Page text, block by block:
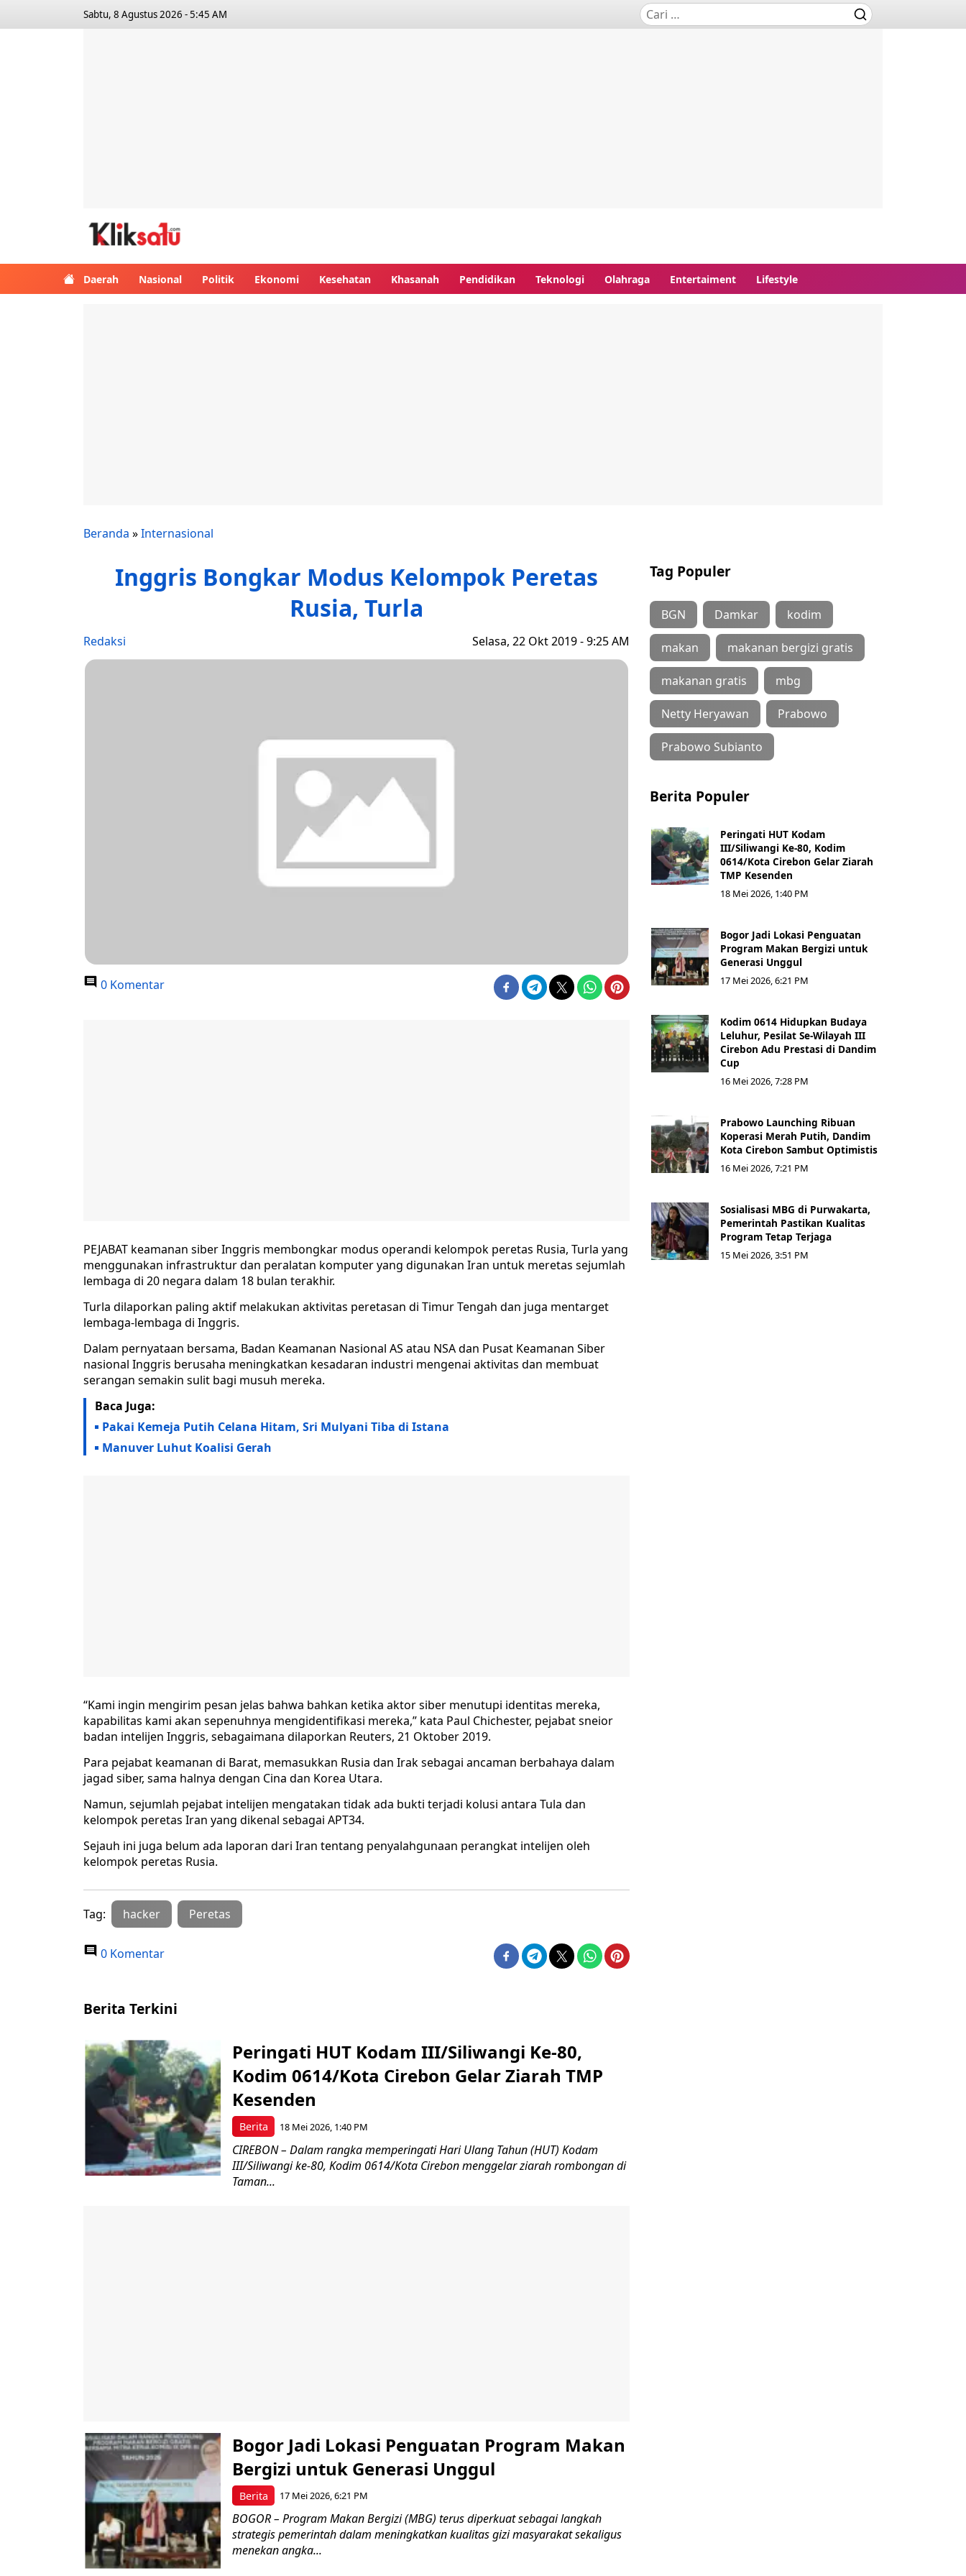
Sabtu, 8 Agustus 2026 - 5:45 AM
Daerah Nasional Politik Ekonomi Kesehatan Khasanah Pendidikan Teknologi Olahraga Entertaiment Lifestyle
Beranda »Internasional
Inggris Bongkar Modus Kelompok Peretas
Rusia, Turla
Redaksi Selasa, 22 Okt 2019 - 9:25 AM
0 Komentar
PEJABAT keamanan siber Inggris membongkar modus operandi kelompok peretas Rusia, Turla yang
menggunakan infrastruktur dan peralatan komputer yang digunakan Iran untuk meretas sejumlah
lembaga di 20 negara dalam 18 bulan terakhir.
Turla dilaporkan paling aktif melakukan aktivitas peretasan di Timur Tengah dan juga mentarget
lembaga-lembaga di Inggris.
Dalam pernyataan bersama, Badan Keamanan Nasional AS atau NSA dan Pusat Keamanan Siber
nasional Inggris berusaha meningkatkan kesadaran industri mengenai aktivitas dan membuat
serangan semakin sulit bagi musuh mereka.
Baca Juga:
Pakai Kemeja Putih Celana Hitam, Sri Mulyani Tiba di Istana
Manuver Luhut Koalisi Gerah
“Kami ingin mengirim pesan jelas bahwa bahkan ketika aktor siber menutupi identitas mereka,
kapabilitas kami akan sepenuhnya mengidentifikasi mereka,” kata Paul Chichester, pejabat sneior
badan intelijen Inggris, sebagaimana dilaporkan Reuters, 21 Oktober 2019.
Para pejabat keamanan di Barat, memasukkan Rusia dan Irak sebagai ancaman berbahaya dalam
jagad siber, sama halnya dengan Cina dan Korea Utara.
Namun, sejumlah pejabat intelijen mengatakan tidak ada bukti terjadi kolusi antara Tula dan
kelompok peretas Iran yang dikenal sebagai APT34.
Sejauh ini juga belum ada laporan dari Iran tentang penyalahgunaan perangkat intelijen oleh
kelompok peretas Rusia.
Tag: hacker Peretas
0 Komentar
Tag Populer
BGN Damkar kodim
makan makanan bergizi gratis
makanan gratis mbg
Netty Heryawan Prabowo
Prabowo Subianto
Berita Populer
Peringati HUT Kodam
III/Siliwangi Ke-80, Kodim
0614/Kota Cirebon Gelar Ziarah
TMP Kesenden
18 Mei 2026, 1:40 PM
Bogor Jadi Lokasi Penguatan
Program Makan Bergizi untuk
Generasi Unggul
17 Mei 2026, 6:21 PM
Kodim 0614 Hidupkan Budaya
Leluhur, Pesilat Se-Wilayah III
Cirebon Adu Prestasi di Dandim
Cup
16 Mei 2026, 7:28 PM
Prabowo Launching Ribuan
Koperasi Merah Putih, Dandim
Kota Cirebon Sambut Optimistis
16 Mei 2026, 7:21 PM
Sosialisasi MBG di Purwakarta,
Pemerintah Pastikan Kualitas
Program Tetap Terjaga
15 Mei 2026, 3:51 PM
Berita Terkini
Berita
Peringati HUT Kodam III/Siliwangi Ke-80,
Kodim 0614/Kota Cirebon Gelar Ziarah TMP
Kesenden
18 Mei 2026, 1:40 PM
CIREBON – Dalam rangka memperingati Hari Ulang Tahun (HUT) Kodam
III/Siliwangi ke-80, Kodim 0614/Kota Cirebon menggelar ziarah rombongan di
Taman...
Berita
Bogor Jadi Lokasi Penguatan Program Makan
Bergizi untuk Generasi Unggul
17 Mei 2026, 6:21 PM
BOGOR – Program Makan Bergizi (MBG) terus diperkuat sebagai langkah
strategis pemerintah dalam meningkatkan kualitas gizi masyarakat sekaligus
menekan angka...